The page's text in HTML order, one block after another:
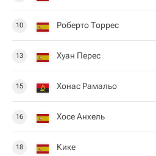
10 Роберто Торрес
13 Хуан Перес
15 Хонас Рамальо
16 Хосе Анхель
18 Кике